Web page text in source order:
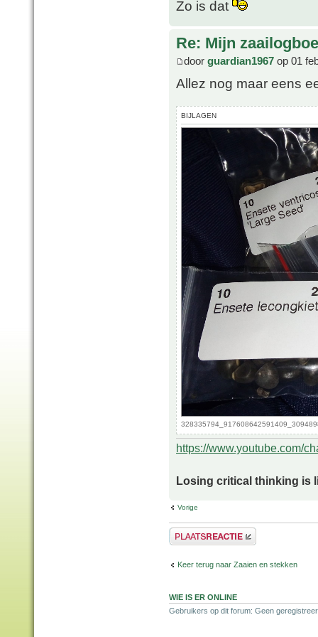
Zo is dat
Re: Mijn
door guardian1967 op 01
Allez nog maar eens
BIJLAGEN
https://www.youtube.com/
Losing critical thinking is
Vorige
Plaats een reactie
Keer terug naar Zaaien en stekken
WIE IS ER ONLINE
Gebruikers op dit forum: Geen